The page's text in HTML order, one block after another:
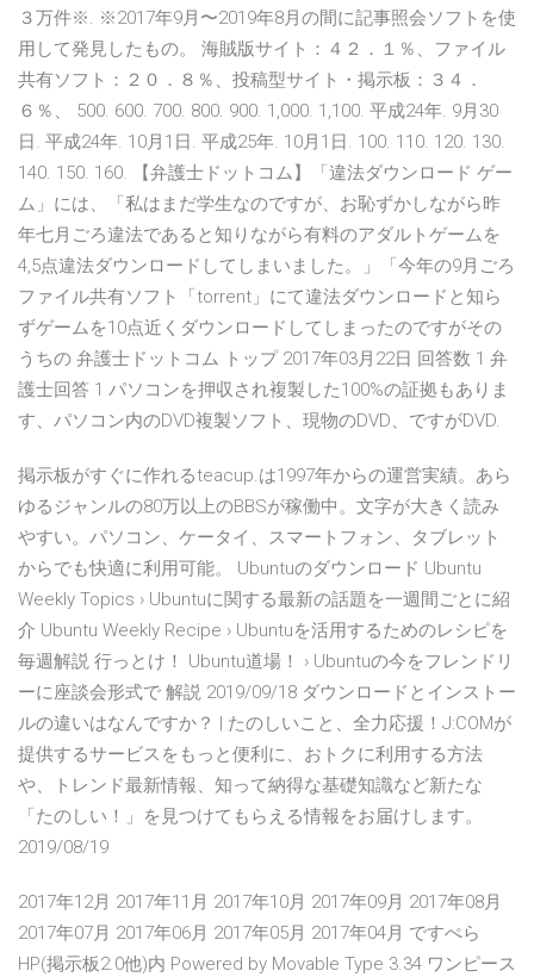
３万件※. ※2017年9月〜2019年8月の間に記事照会ソフトを使
用して発見したもの。 海賊版サイト：４２．１％、ファイル
共有ソフト：２０．８％、投稿型サイト・掲示板：３４．
６％、 500. 600. 700. 800. 900. 1,000. 1,100. 平成24年. 9月30
日. 平成24年. 10月1日. 平成25年. 10月1日. 100. 110. 120. 130.
140. 150. 160. 【弁護士ドットコム】「違法ダウンロード ゲー
ム」には、「私はまだ学生なのですが、お恥ずかしながら昨
年七月ごろ違法であると知りながら有料のアダルトゲームを
4,5点違法ダウンロードしてしまいました。」「今年の9月ごろ
ファイル共有ソフト「torrent」にて違法ダウンロードと知ら
ずゲームを10点近くダウンロードしてしまったのですがその
うちの 弁護士ドットコム トップ 2017年03月22日 回答数 1 弁
護士回答 1 パソコンを押収され複製した100%の証拠もありま
す、パソコン内のDVD複製ソフト、現物のDVD、ですがDVD.
掲示板がすぐに作れるteacup.は1997年からの運営実績。あら
ゆるジャンルの80万以上のBBSが稼働中。文字が大きく読み
やすい。パソコン、ケータイ、スマートフォン、タブレット
からでも快適に利用可能。 Ubuntuのダウンロード Ubuntu
Weekly Topics › Ubuntuに関する最新の話題を一週間ごとに紹
介 Ubuntu Weekly Recipe › Ubuntuを活用するためのレシピを
毎週解説 行っとけ！ Ubuntu道場！ › Ubuntuの今をフレンドリ
ーに座談会形式で 解説 2019/09/18 ダウンロードとインストー
ルの違いはなんですか？ | たのしいこと、全力応援！J:COMが
提供するサービスをもっと便利に、おトクに利用する方法
や、トレンド最新情報、知って納得な基礎知識など新たな
「たのしい！」を見つけてもらえる情報をお届けします。
2019/08/19
2017年12月 2017年11月 2017年10月 2017年09月 2017年08月
2017年07月 2017年06月 2017年05月 2017年04月 ですぺら
HP(掲示板2.0他)内 Powered by Movable Type 3.34 ワンピース